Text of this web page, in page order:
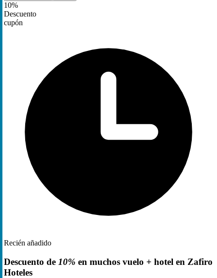
10%
Descuento
cupón
Recién añadido
Descuento de 10% en muchos vuelo + hotel en Zafiro
Hoteles